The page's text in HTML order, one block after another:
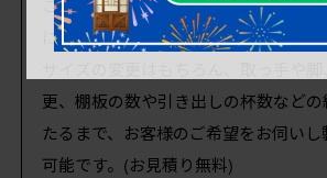
こちらのオリジナル商品は加工・オ
にて承っております。
更、棚板の数や引き出しの杯数など
たるまで、お客様のご希望をお伺い
可能です。(お見積り無料)